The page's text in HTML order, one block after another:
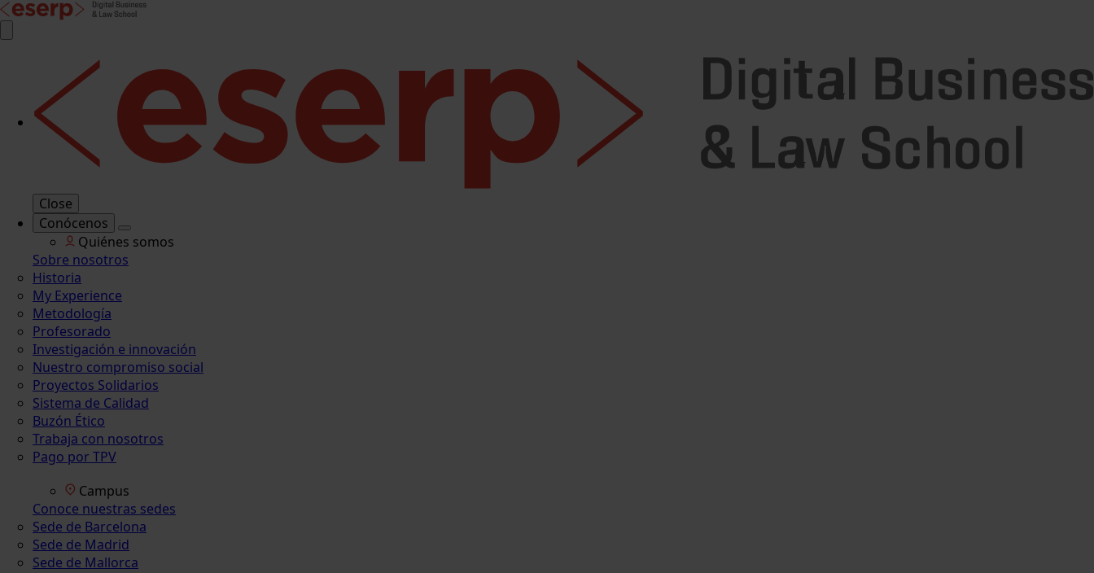
Close
Conócenos
Quiénes somos
Sobre nosotros
Historia
My Experience
Metodología
Profesorado
Investigación e innovación
Nuestro compromiso social
Proyectos Solidarios
Sistema de Calidad
Buzón Ético
Trabaja con nosotros
Pago por TPV
Campus
Conoce nuestras sedes
Sede de Barcelona
Sede de Madrid
Sede de Mallorca